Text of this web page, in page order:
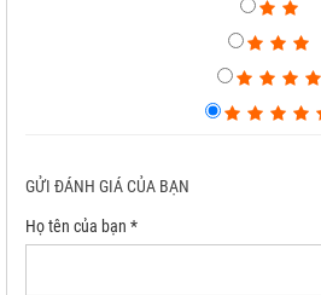
GỬI ĐÁNH GIÁ CỦA BẠN
Họ tên của bạn *